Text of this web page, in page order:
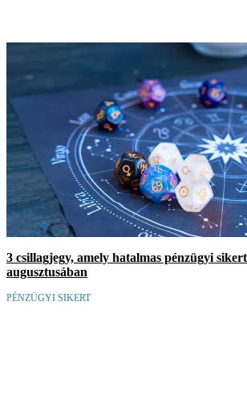
3 csillagjegy, amely hatalmas pénzügyi
augusztusában
PÉNZÜGYI SIKERT